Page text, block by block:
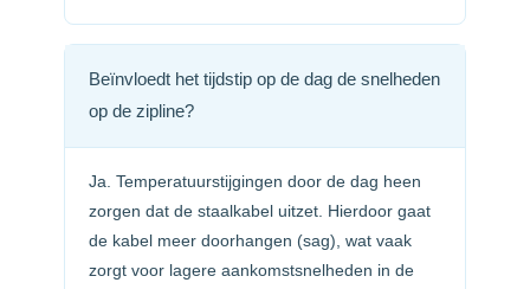
Beïnvloedt het tijdstip op de dag de snelheden
op de zipline?
Ja. Temperatuurstijgingen door de dag heen
zorgen dat de staalkabel uitzet. Hierdoor gaat
de kabel meer doorhangen (sag), wat vaak
zorgt voor lagere aankomstsnelheden in de